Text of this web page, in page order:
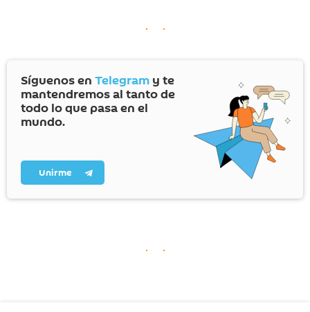
Síguenos en Telegram y te
mantendremos al tanto de
todo lo que pasa en el
mundo.
Unirme